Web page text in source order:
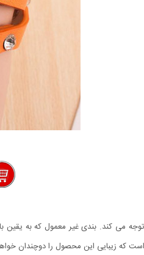
می کند. بندی غیر معمول که به یقین